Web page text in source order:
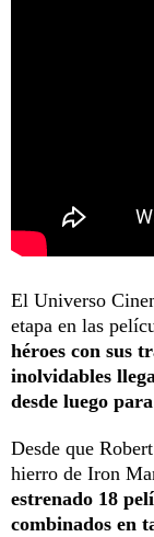
El Universo
etapa en las
héroes con sus
inolvidables
desde luego
Desde que
hierro de Iron
estrenado 18
combinados en